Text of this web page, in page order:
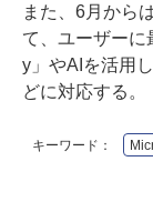
また、6月から
て、ユーザーに
y」やAIを活用
どに対応する。
キーワード：